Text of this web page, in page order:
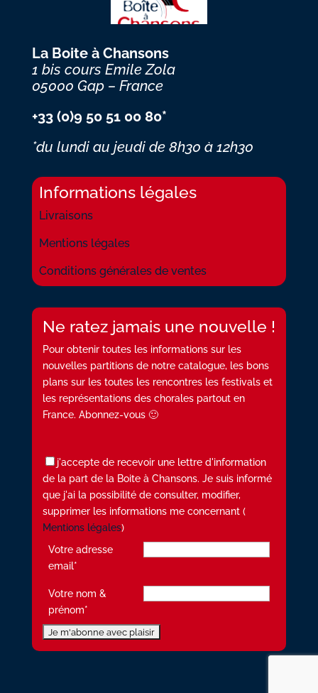
La Boite à Chansons
1 bis cours Emile Zola
05000 Gap – France
+33 (0)9 50 51 00 80*
*du lundi au jeudi de 8h30 à 12h30
Informations légales
Livraisons
Mentions légales
Conditions générales de ventes
Ne ratez jamais une nouvelle !
Pour obtenir toutes les informations sur les
nouvelles partitions de notre catalogue, les bons
plans sur les toutes les rencontres les festivals et
les représentations des chorales partout en
France. Abonnez-vous 🙂
j'accepte de recevoir une lettre d'information
de la part de la Boite à Chansons. Je suis informé
que j'ai la possibilité de consulter, modifier,
supprimer les informations me concernant (
Mentions légales)
Votre adresse
email*
Votre nom &
prénom*